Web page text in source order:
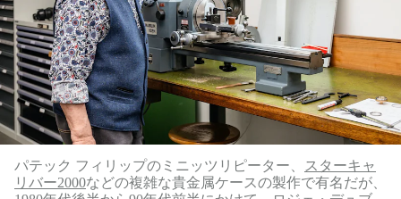
パテック フィリップのミニッツリピーター、
スターキャ
リバー2000などの複雑な貴金属ケースの製作で有名だが、